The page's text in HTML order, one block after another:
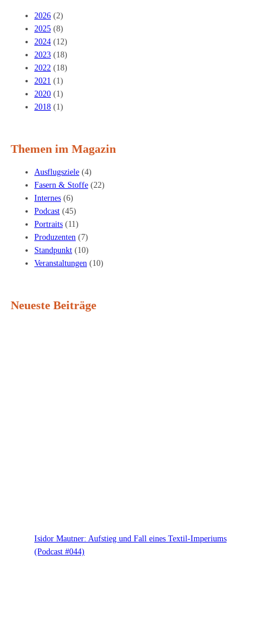
2026 (2)
2025 (8)
2024 (12)
2023 (18)
2022 (18)
2021 (1)
2020 (1)
2018 (1)
Themen im Magazin
Ausflugsziele (4)
Fasern & Stoffe (22)
Internes (6)
Podcast (45)
Portraits (11)
Produzenten (7)
Standpunkt (10)
Veranstaltungen (10)
Neueste Beiträge
Isidor Mautner: Aufstieg und Fall eines Textil-Imperiums
(Podcast #044)